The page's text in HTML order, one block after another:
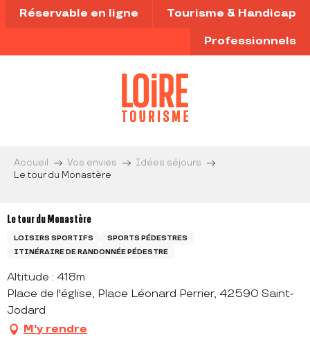
Aller
au
principal
Réservable en ligne Tourisme & Handicap
Professionnels
Accueil Vos envies
Idées séjours
Le tour du Monastère
Le tour du Monastère
LOISIRS SPORTIFS
SPORTS PÉDESTRES
ITINÉRAIRE DE RANDONNÉE PÉDESTRE
Altitude : 418m
Place de l'église, Place Léonard Perrier, 42590 Saint-
Jodard
M'y rendre